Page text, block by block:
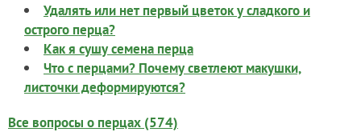
Удалять или нет первый цветок у сладкого и
острого перца?
Как я сушу семена перца
Что с перцами? Почему светлеют макушки,
листочки деформируются?
Все вопросы о перцах (574)